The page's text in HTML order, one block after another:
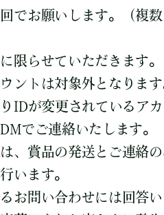
でお願いします。（複
限らせていただきます。
ントは対象外となります
IDが変更されているア
でご連絡いたします。
、賞品の発送とご連絡
います。
お問い合わせには回答い